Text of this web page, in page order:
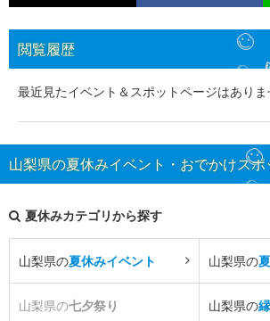
閲覧履歴
最近見たイベント＆スポットページはありま
山梨県の夏休みイベント・おでかけス
夏休みカテゴリから探す
山梨県の夏休みイベント 山梨県の
山梨県の七夕祭り 山梨県の